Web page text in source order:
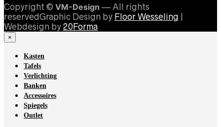
Copyright © VM-Design — All rights
reservedGraphic Design by Floor Wesseling
Webdesign by 20Forma
×
Kasten
Tafels
Verlichting
Banken
Accessoires
Spiegels
Outlet